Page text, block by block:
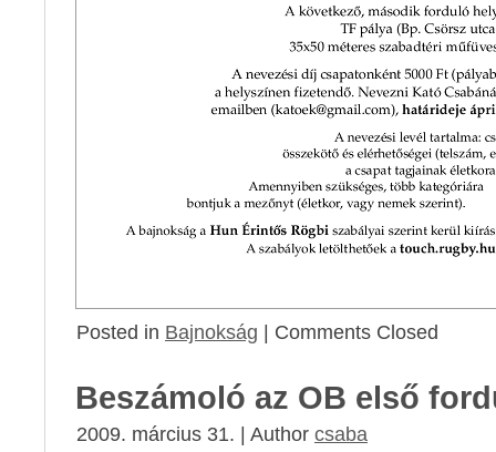
Posted in Bajnokság | Comments Closed
Beszámoló az OB első
2009. március 31. | Author csaba